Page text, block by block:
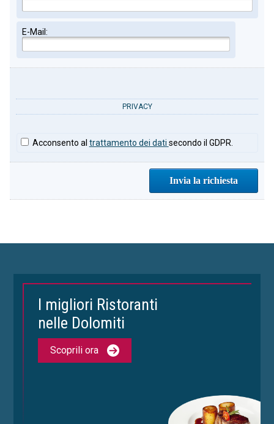
E-Mail:
PRIVACY
Acconsento al trattamento dei dati secondo il GDPR.
I migliori Ristoranti
nelle Dolomiti
Scoprili ora